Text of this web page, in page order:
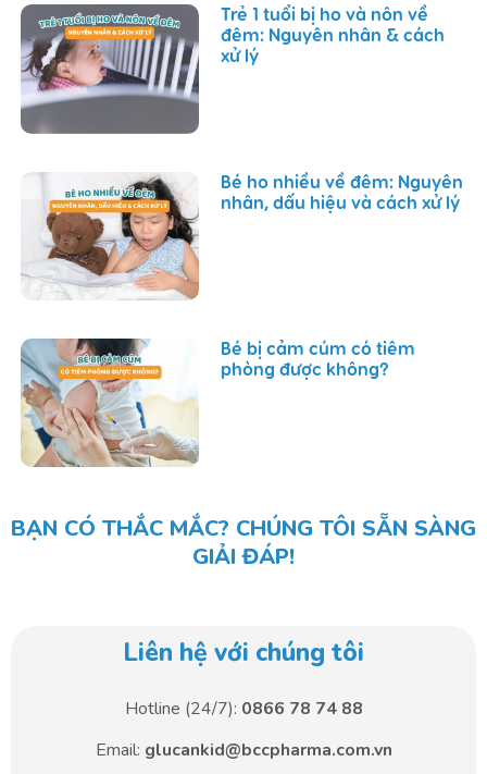
Trẻ 1 tuổi bị ho và nôn về
đêm: Nguyên nhân & cách
xử lý
Bé ho nhiều về đêm: Nguyên
nhân, dấu hiệu và cách xử lý
Bé bị cảm cúm có tiêm
phòng được không?
BẠN CÓ THẮC MẮC? CHÚNG TÔI SẴN SÀNG
GIẢI ĐÁP!
Liên hệ với chúng tôi
Hotline (24/7): 0866 78 74 88
Email: glucankid@bccpharma.com.vn